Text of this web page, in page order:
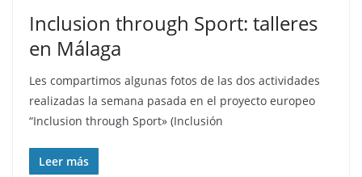
Inclusion through Sport: talleres
en Málaga
Les compartimos algunas fotos de las dos actividades
realizadas la semana pasada en el proyecto europeo
“Inclusion through Sport» (Inclusión
Leer más